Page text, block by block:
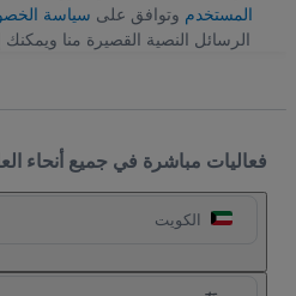
المستخدم وتوافق على سياسة
الرسائل النصية القصيرة منا
فعاليات مباشرة في جميع أنحاء
الكويت